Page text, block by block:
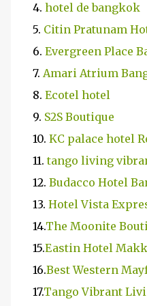
4. hotel de bangkok
5. Citin Pratunam
6. Evergreen Place
7. Amari Atrium
8. Ecotel hotel
9. S2S Boutique
10. KC palace hotel
11.tango living
12. Budacco Hotel
13. Hotel Vista
14.The Moonite
15.Eastin Hotel
16.Best Western
17.Tango Vibrant